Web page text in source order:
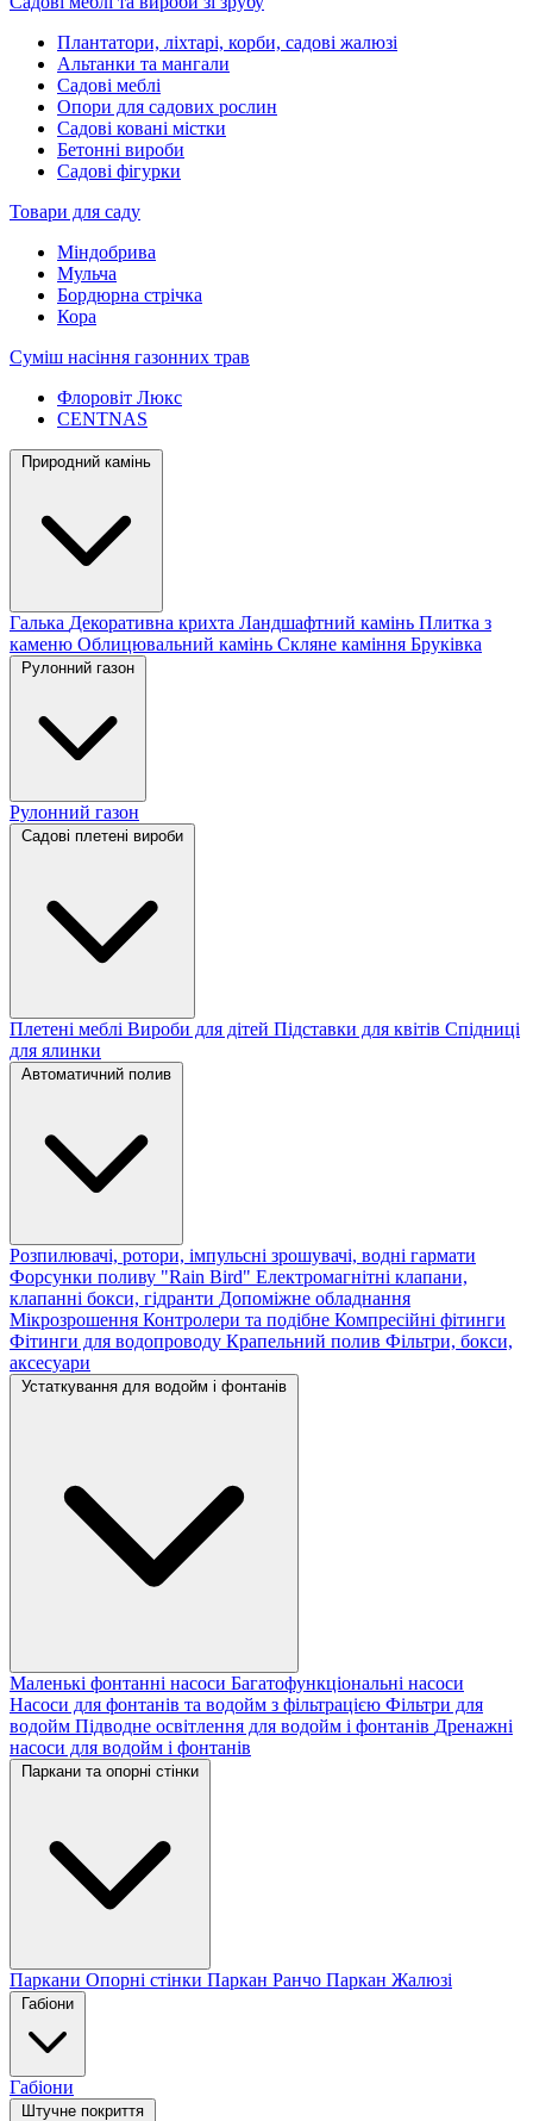
Плантатори, ліхтарі, корби, садові жалюзі
Альтанки та мангали
Садові меблі
Опори для садових рослин
Садові ковані містки
Бетонні вироби
Садові фігурки
Товари для саду
Міндобрива
Мульча
Бордюрна стрічка
Кора
Суміш насіння газонних трав
Флоровіт Люкс
СENTNAS
Природний камінь
Галька Декоративна крихта Ландшафтний камінь Плитка з
каменю Облицювальний камінь Скляне каміння Бруківка
Рулонний газон
Рулонний газон
Садові плетені вироби
Плетені меблі Вироби для дітей Підставки для квітів Спідниці
для ялинки
Автоматичний полив
Розпилювачі, ротори, імпульсні зрошувачі, водні гармати
Форсунки поливу "Rain Bird" Електромагнітні клапани,
клапанні бокси, гідранти Допоміжне обладнання
Мікрозрошення Контролери та подібне Компресійні фітинги
Фітинги для водопроводу Крапельний полив Фільтри, бокси,
аксесуари
Устаткування для водойм і фонтанів
Маленькі фонтанні насоси Багатофункціональні насоси
Насоси для фонтанів та водойм з фільтрацією Фільтри для
водойм Підводне освітлення для водойм і фонтанів Дренажні
насоси для водойм і фонтанів
Паркани та опорні стінки
Паркани Опорні стінки Паркан Ранчо Паркан Жалюзі
Габіони
Габіони
Штучне покриття